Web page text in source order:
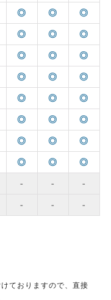
◎ ◎
◎
◎ ◎
◎
◎ ◎
◎
◎ ◎
◎
◎ ◎
◎
◎ ◎
◎
◎ ◎
◎
◎ ◎
◎
- -
-
- - -
ておりますので、直接